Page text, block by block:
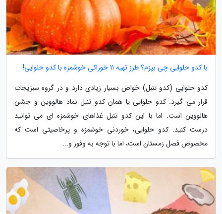
با کدو حلوایی چی بپزم؟ طرز تهیه 11 خوراکی خوشمزه با کدو حلوایی!
کدو حلوایی (کدو تنبل) خواص بسیار زیادی دارد و در گروه سبزیجات
قرار می گیرد. کدو حلوایی یا همان کدو تنبل نماد هالووین و جشن
هالووین است. اما با این کدو تنبل غذاهای خوشمزه ای می توانید
درست کنید. کدو حلوایی، خوردنی خوشمزه و پرخاصیتی است که
مخصوص فصل زمستان است، اما با توجه به وفور و...